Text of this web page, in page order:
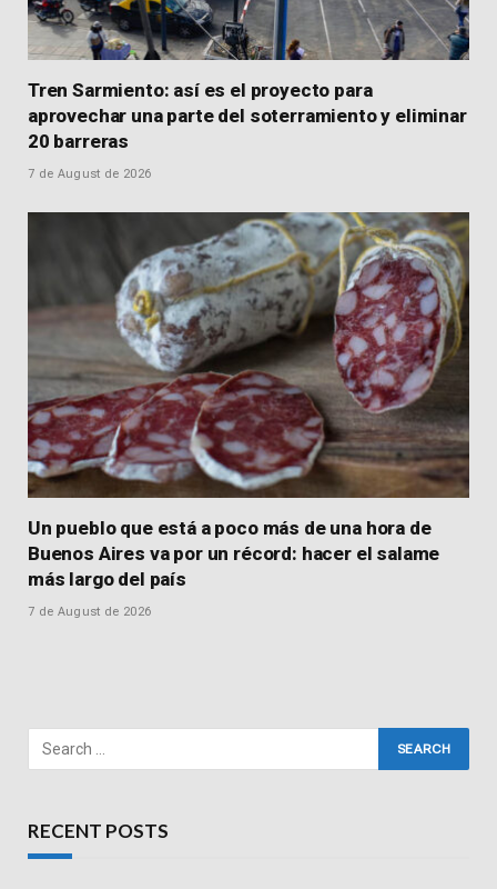
Tren Sarmiento: así es el proyecto para
aprovechar una parte del soterramiento y eliminar
20 barreras
7 de August de 2026
Un pueblo que está a poco más de una hora de
Buenos Aires va por un récord: hacer el salame
más largo del país
7 de August de 2026
RECENT POSTS